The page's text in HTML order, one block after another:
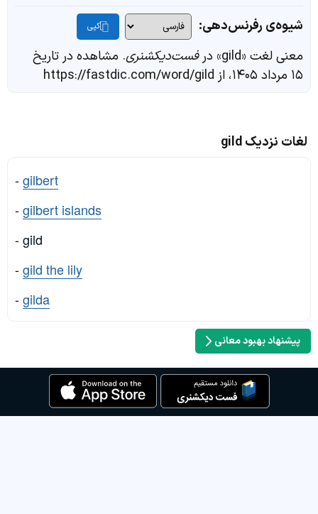
شیوه‌ی رفرنس‌دهی: کپی
معنی لغت «gild» در فست‌دیکشنری. مشاهده در تاریخ
۱۵ مرداد ۱۴۰۵، از https://fastdic.com/word/gild
لغات نزدیک gild
-gilbert
-gilbert islands
- gild
-gild the lily
-gilda
پیشنهاد بهبود معانی